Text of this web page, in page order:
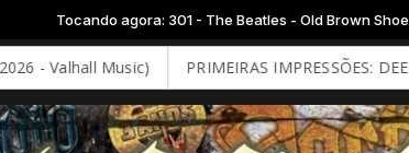
301 - The Beatles - Old Brown Shoe
PRIMEIRAS IMPRESSÕES: DEEP PURPLE -